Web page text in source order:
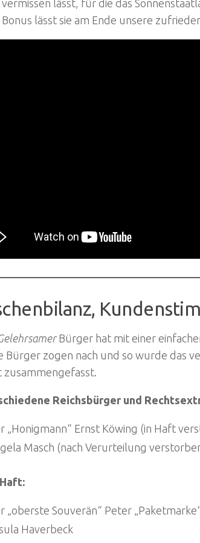
lässt, für die das
Bonus lässt sie am Ende unsere
Bürger hat mit einer
Bürger zogen nach und so wurde das
Reichsbürger und
„Honigmann“ Ernst Köwing (in Haft
Masch (nach Verurteilung
„oberste Souverän“ Peter
Haverbeck